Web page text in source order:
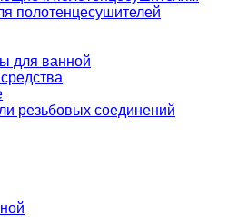
полотенцесушителей
для ванной
резьбовых соединений